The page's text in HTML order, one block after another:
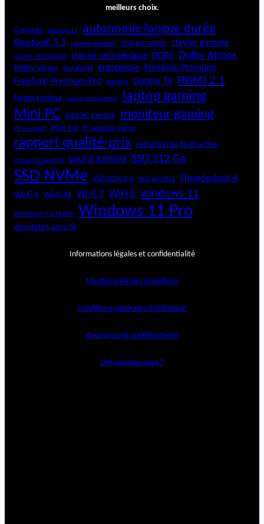
meilleurs choix.
6 pouces Android 15 autonomie longue durée
Bluetooth 5.3 casque gaming charge rapide clavier gaming
clavier mécanique clavier rétroéclairé DDR5 Dolby Atmos
Dolby Vision durabilité ergonomie FreeSync Premium
FreeSync Premium Pro
gaming Google TV HDMI 2.1
home cinéma laptop bureautique laptop gaming
Mini PC mini PC gaming moniteur gaming
PC compact PCIe 5.0 PC portable gamer
rapport qualité-prix réduction de bruit active
rétroéclairage RGB souris gaming SSD 512 Go
SSD NVMe SSD PCIe 4.0 test produit Thunderbolt 4
Wi-Fi 6 Wi-Fi 6E Wi-Fi 7 WiFi 6 windows 11
Windows 11 Home Windows 11 Pro
écouteurs sans fil
Informations légales et confidentialité
Mentions légales simplifiées
Conditions générales d’utilisation
Anonymat et confidentialité
Qui sommes-nous ?